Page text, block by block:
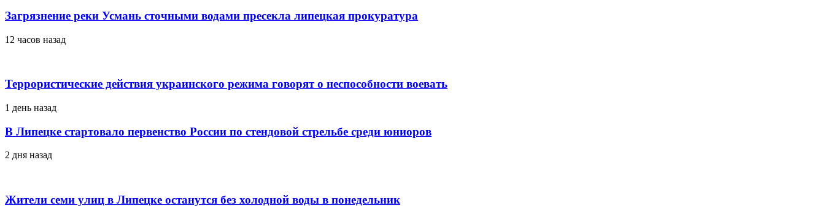
Загрязнение реки Усмань сточными водами пресекла липецкая прокуратура
12 часов назад
Террористические действия украинского режима говорят о неспособности воевать
1 день назад
В Липецке стартовало первенство России по стендовой стрельбе среди юниоров
2 дня назад
Жители семи улиц в Липецке останутся без холодной воды в понедельник